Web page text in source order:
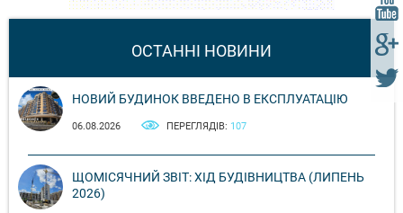
ОСТАННІ НОВИНИ
НОВИЙ БУДИНОК ВВЕДЕНО В ЕКСПЛУАТАЦІЮ
06.08.2026 ПЕРЕГЛЯДІВ: 107
ЩОМІСЯЧНИЙ ЗВІТ: ХІД БУДІВНИЦТВА (ЛИПЕНЬ
2026)